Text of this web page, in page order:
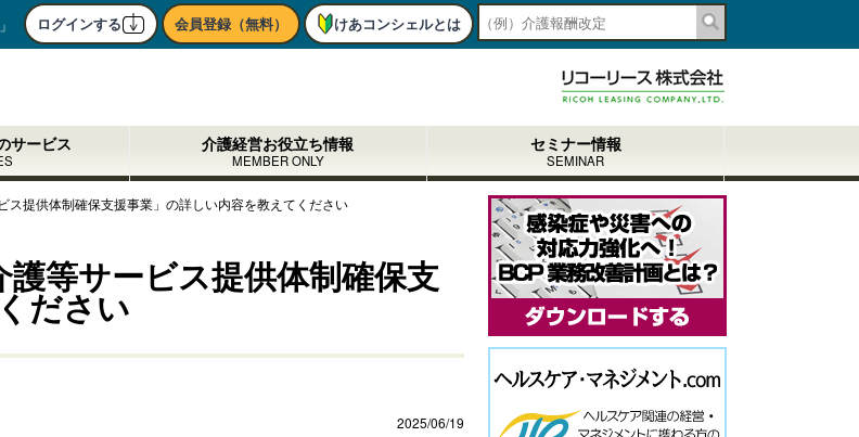
ログインする 会員登録（無料） けあコンシェルとは
サービス 介護経営お役立ち情報
MEMBER ONLY
セミナー情報
SEMINAR
ス提供体制確保支援事業」の詳しい内容を教えてください
等サービス提供体制確保支
ださい
2025/06/19